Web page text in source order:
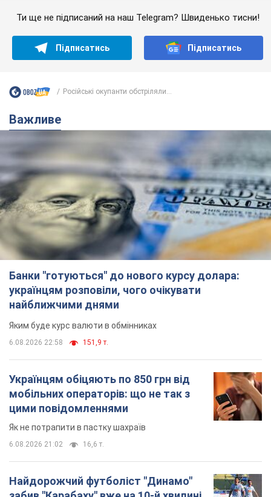
Банки "готуються" до нового курсу долара:
українцям розповіли, чого очікувати
найближчими днями
Яким буде курс валюти в обмінниках
6.08.2026 22:58
Українцям обіцяють по 850 грн від
мобільних операторів: що не так з
цими повідомленнями
Як не потрапити в пастку шахраїв
6.08.2026 21:02 16,6 т.
Найдорожчий футболіст "Динамо"
забив "Карабаху" вже на 10-й хвилині
6.08.2026 20:48